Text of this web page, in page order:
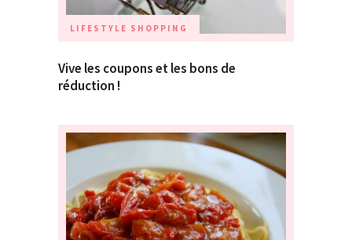
LIFESTYLE SHOPPING
Vive les coupons et les bons de
réduction !